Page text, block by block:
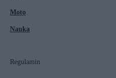
Moto
Nauka
Regulamin